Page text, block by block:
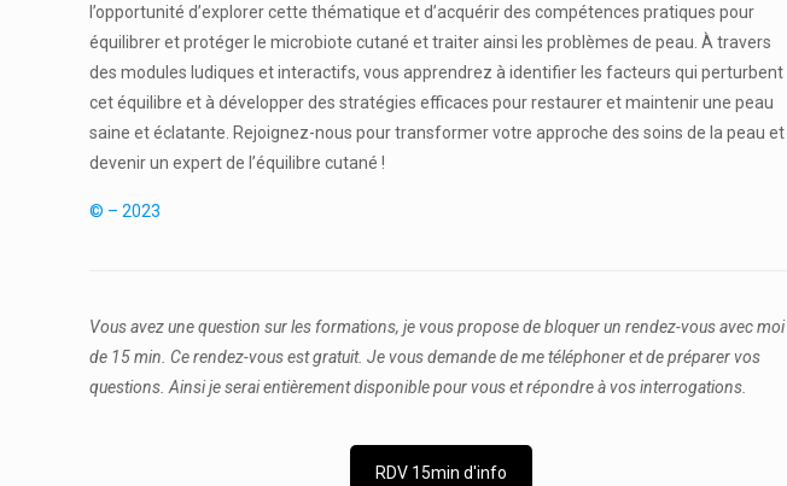
l’opportunité d’explorer cette thématique et d’acquérir des compétences pratiques pour
équilibrer et protéger le microbiote cutané et traiter ainsi les problèmes de peau. À travers
des modules ludiques et interactifs, vous apprendrez à identifier les facteurs qui perturbent
cet équilibre et à développer des stratégies efficaces pour restaurer et maintenir une peau
saine et éclatante. Rejoignez-nous pour transformer votre approche des soins de la peau et
devenir un expert de l’équilibre cutané !
© – 2023
Vous avez une question sur les formations, je vous propose de bloquer un rendez-vous avec moi
de 15 min. Ce rendez-vous est gratuit. Je vous demande de me téléphoner et de préparer vos
questions. Ainsi je serai entièrement disponible pour vous et répondre à vos interrogations.
RDV 15min d'info